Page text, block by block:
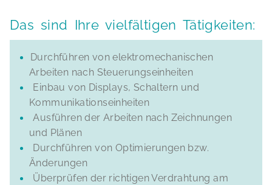
Das sind Ihre vielfältigen Tätigkeiten:
Durchführen von elektromechanischen
Arbeiten nach Steuerungseinheiten
Einbau von Displays, Schaltern und
Kommunikationseinheiten
Ausführen der Arbeiten nach Zeichnungen
und Plänen
Durchführen von Optimierungen bzw.
Änderungen
Überprüfen der richtigen Verdrahtung am